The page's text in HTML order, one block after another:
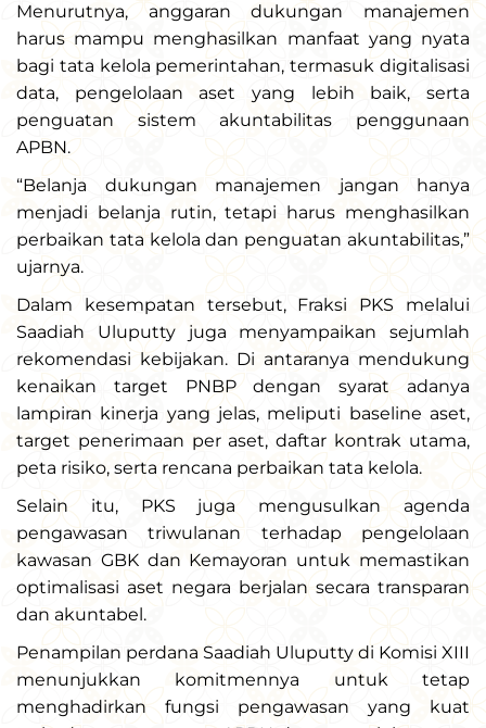
Menurutnya, anggaran dukungan manajemen
harus mampu menghasilkan manfaat yang nyata
bagi tata kelola pemerintahan, termasuk digitalisasi
data, pengelolaan aset yang lebih baik, serta
penguatan sistem akuntabilitas penggunaan
APBN.
“Belanja dukungan manajemen jangan hanya
menjadi belanja rutin, tetapi harus menghasilkan
perbaikan tata kelola dan penguatan akuntabilitas,”
ujarnya.
Dalam kesempatan tersebut, Fraksi PKS melalui
Saadiah Uluputty juga menyampaikan sejumlah
rekomendasi kebijakan. Di antaranya mendukung
kenaikan target PNBP dengan syarat adanya
lampiran kinerja yang jelas, meliputi baseline aset,
target penerimaan per aset, daftar kontrak utama,
peta risiko, serta rencana perbaikan tata kelola.
Selain itu, PKS juga mengusulkan agenda
pengawasan triwulanan terhadap pengelolaan
kawasan GBK dan Kemayoran untuk memastikan
optimalisasi aset negara berjalan secara transparan
dan akuntabel.
Penampilan perdana Saadiah Uluputty di Komisi XIII
menunjukkan komitmennya untuk tetap
menghadirkan fungsi pengawasan yang kuat